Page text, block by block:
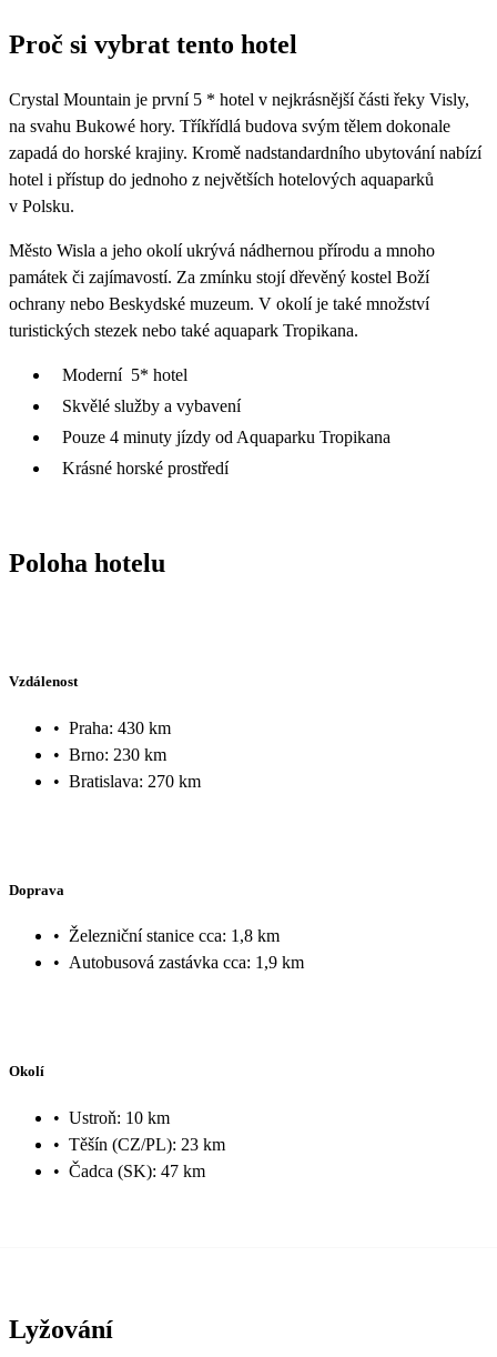
24
6 860
25 26 27
31
6 860
Proč si vybrat tento hotel
Crystal Mountain je první 5 * hotel v nejkrásnější části řeky Visly,
na svahu Bukowé hory. Tříkřídlá budova svým tělem dokonale
zapadá do horské krajiny. Kromě nadstandardního ubytování nabízí
hotel i přístup do jednoho z největších hotelových aquaparků
v Polsku.
Město Wisla a jeho okolí ukrývá nádhernou přírodu a mnoho
památek či zajímavostí. Za zmínku stojí dřevěný kostel Boží
ochrany nebo Beskydské muzeum. V okolí je také množství
turistických stezek nebo také aquapark Tropikana.
Moderní 5* hotel
Skvělé služby a vybavení
Pouze 4 minuty jízdy od Aquaparku Tropikana
Krásné horské prostředí
Poloha hotelu
Vzdálenost
• Praha: 430 km
• Brno: 230 km
• Bratislava: 270 km
Doprava
• Železniční stanice cca: 1,8 km
• Autobusová zastávka cca: 1,9 km
Okolí
• Ustroň: 10 km
• Těšín (CZ/PL): 23 km
• Čadca (SK): 47 km
Lyžování